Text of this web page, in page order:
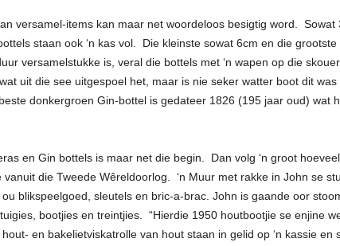
versamel-items kan maar net woordeloos besigtig word. Sowat
staan ook ‘n kas vol. Die kleinste sowat 6cm en die
versamelstukke is, veral die bottels met ‘n wapen op die
uit die see uitgespoel het, maar is nie seker watter boot dit was
donkergroen Gin-bottel is gedateer 1826 (195 jaar oud) wat
en Gin bottels is maar net die begin. Dan volg ‘n groot
vanuit die Tweede Wêreldoorlog. ‘n Muur met rakke in John se
ou blikspeelgoed, sleutels en bric-a-brac. John is gaande oor
bootjies en treintjies. “Hierdie 1950 houtbootjie se enjine
en bakelietviskatrolle van hout staan in gelid op ‘n kassie en